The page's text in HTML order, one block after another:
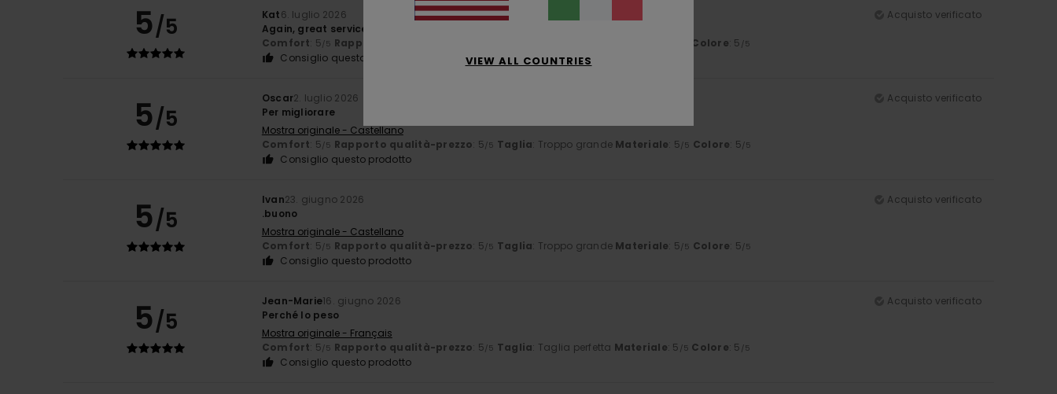
5/5 Kat6. luglio 2026
Acquisto verificato
Again, great service and a kind sales team
Comfort: 5/5 Rapporto qualità-prezzo Colore: 5 /5
Consiglio questo prodotto
5/5
Oscar2. luglio 2026
Acquisto verificato
Per migliorare
Mostra originale - Castellano
Comfort: 5/5 Rapporto qualità-prezzo: 5/5 Taglia: Troppo grande Materiale: 5/5 Colore: 5/5
Consiglio questo prodotto
5/5
Ivan23. giugno 2026
Acquisto verificato
.buono
Mostra originale - Castellano
Comfort: 5/5 Rapporto qualità-prezzo: 5/5 Taglia: Troppo grande Materiale: 5/5 Colore: 5/5
Consiglio questo prodotto
5/5
Jean-Marie16. giugno 2026
Acquisto verificato
Perché lo peso
Mostra originale - Français
Comfort: 5/5 Rapporto qualità-prezzo: 5/5 Taglia: Taglia perfetta Materiale: 5 /5 Colore: 5 /5
Consiglio questo prodotto
VIEW ALL COUNTRIES